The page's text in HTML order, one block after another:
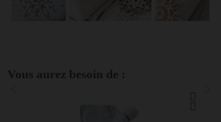
Vous aurez besoin de :